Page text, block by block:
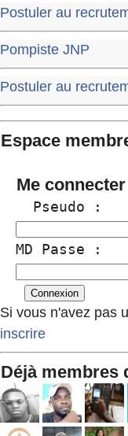
Postuler au
Pompiste JNP
Postuler au
Espace
Me connecter
  Pseudo :
MD Passe :
Si vous n'avez pas
inscrire
Déjà membres